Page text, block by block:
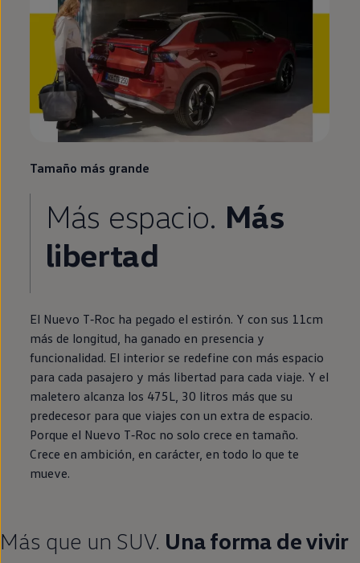
Tamaño más grande
Más espacio. Más
libertad
El Nuevo T‑Roc ha pegado el estirón. Y con sus 11cm
más de longitud, ha ganado en presencia y
funcionalidad. El interior se redefine con más espacio
para cada pasajero y más libertad para cada viaje. Y el
maletero alcanza los 475L, 30 litros más que su
predecesor para que viajes con un extra de espacio.
Porque el Nuevo T‑Roc no solo crece en tamaño.
Crece en ambición, en carácter, en todo lo que te
mueve.
Más que un SUV. Una forma de vivir